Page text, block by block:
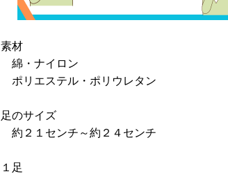
素材
綿・ナイロン
ポリエステル・ポリウレタン
足のサイズ
約２１センチ～約２４センチ
１足